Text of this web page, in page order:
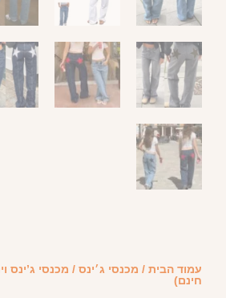
עמוד הבית / מכנסי ג׳ינס / מכנסי ג’ינס
חינם)